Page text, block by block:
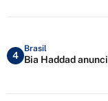
4
Brasil
Bia Haddad